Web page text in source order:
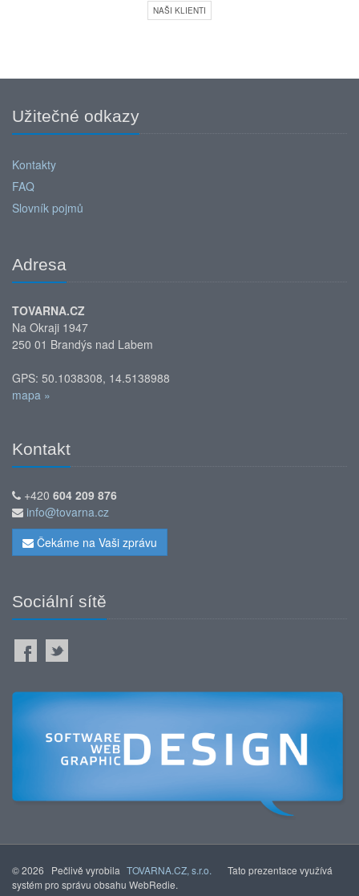
NAŠI KLIENTI
Užitečné odkazy
Kontakty
FAQ
Slovník pojmů
Adresa
TOVARNA.CZ
Na Okraji 1947
250 01 Brandýs nad Labem
GPS: 50.1038308, 14.5138988
mapa »
Kontakt
+420 604 209 876
info@tovarna.cz
Čekáme na Vaši zprávu
Sociální sítě
© 2026 Pečlivě vyrobila TOVARNA.CZ, s.r.o.
Tato prezentace využívá
systém pro správu obsahu WebRedie.